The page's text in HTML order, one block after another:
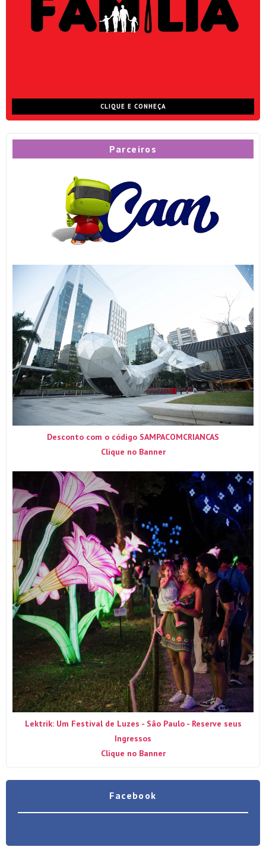
CLIQUE E CONHEÇA
Parceiros
Desconto com o código SAMPACOMCRIANCAS
Clique no Banner
Lektrik: Um Festival de Luzes - São Paulo - Reserve seus
Ingressos
Clique no Banner
Facebook